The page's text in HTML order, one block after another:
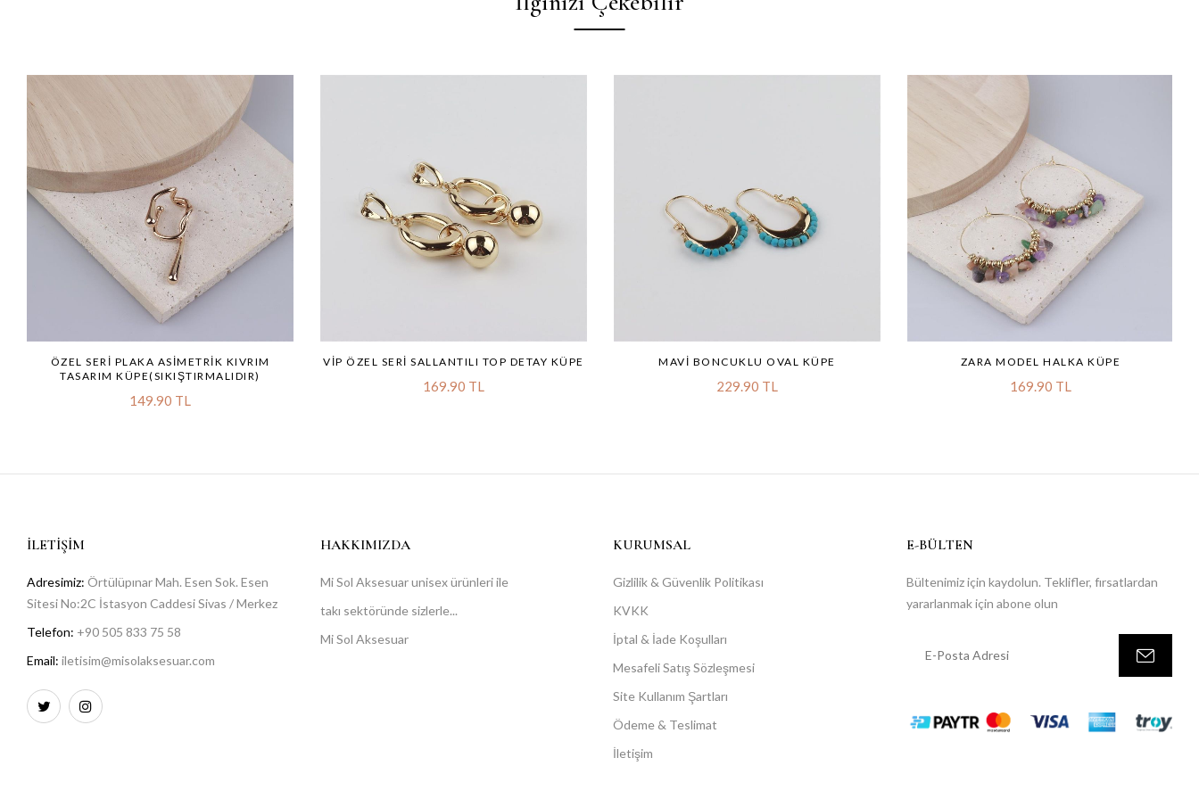
ÖZEL SERI PLAKA ASIMETRIK KIVRIM
TASARIM KÜPE(SIKIŞTIRMALIDIR)
149.90 TL
VİP ÖZEL SERI SALLANTILI TOP DETAY KÜPE
169.90 TL
MAVI BONCUKLU OVAL KÜPE
229.90 TL
ZARA MODEL HALKA KÜPE
169.90 TL
İLETIŞIM
Adresimiz: Örtülüpınar Mah. Esen Sok. Esen
Sitesi No:2C İstasyon Caddesi Sivas / Merkez
Telefon: +90 505 833 75 58
Email: iletisim@misolaksesuar.com
HAKKIMIZDA
Mi Sol Aksesuar unisex ürünleri ile
takı sektöründe sizlerle...
Mi Sol Aksesuar
KURUMSAL
Gizlilik & Güvenlik Politikası
KVKK
İptal & İade Koşulları
Mesafeli Satış Sözleşmesi
Site Kullanım Şartları
Ödeme & Teslimat
İletişim
E-BÜLTEN
Bültenimiz için kaydolun. Teklifler, fırsatlardan
yararlanmak için abone olun